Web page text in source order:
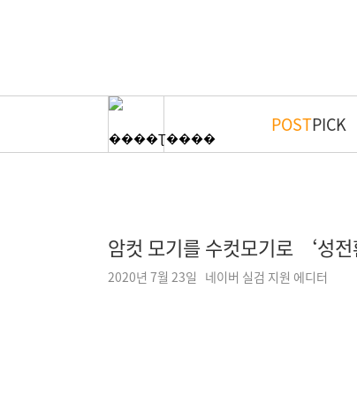
POSTPICK
암컷 모기를 수컷모기로 ‘성
2020년 7월 23일 네이버 실검 지원 에디터